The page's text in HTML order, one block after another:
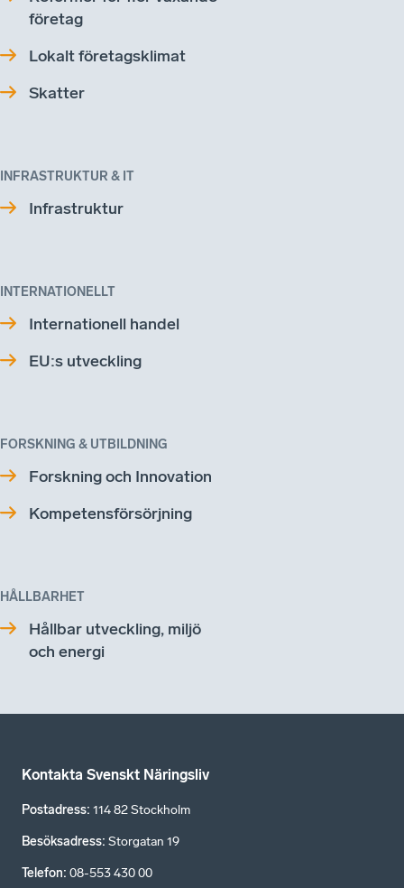
företag
Lokalt företagsklimat
Skatter
INFRASTRUKTUR & IT
Infrastruktur
INTERNATIONELLT
Internationell handel
EU:s utveckling
FORSKNING & UTBILDNING
Forskning och Innovation
Kompetensförsörjning
HÅLLBARHET
Hållbar utveckling, miljö
och energi
Kontakta Svenskt Näringsliv
Postadress: 114 82 Stockholm
Besöksadress: Storgatan 19
Telefon: 08-553 430 00